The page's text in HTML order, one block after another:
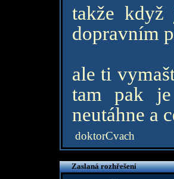
takže
dopravním
ale ti
tam pak je
neutáhne a
doktorCvach
Zaslaná rozhřešení